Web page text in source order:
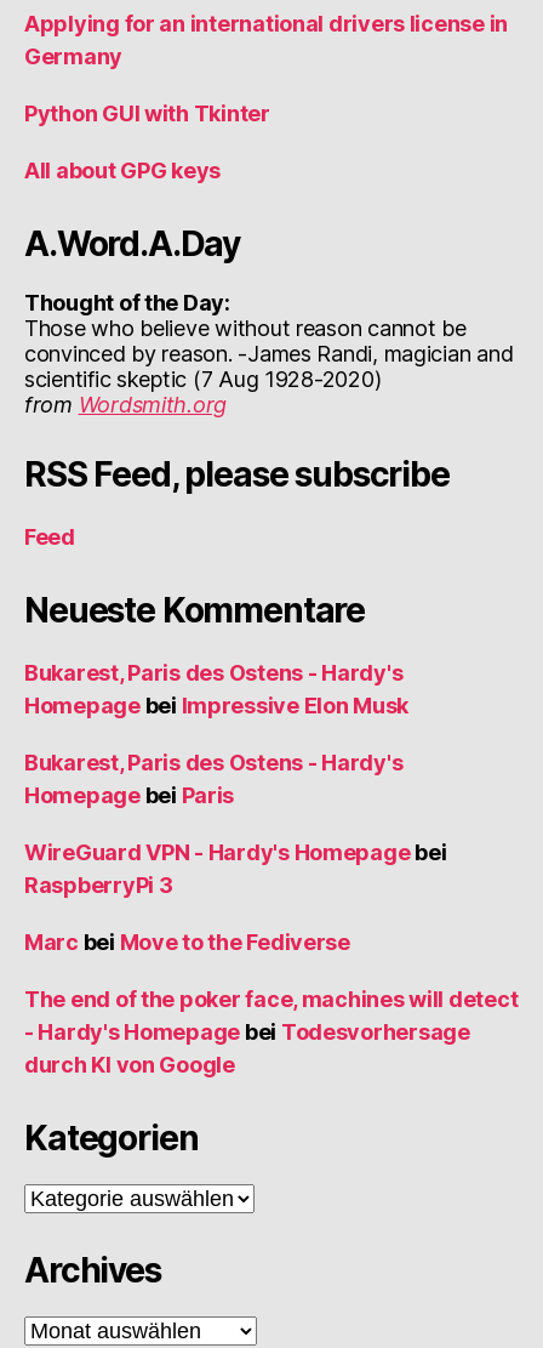
Applying for an international drivers license in
Germany
Python GUI with Tkinter
All about GPG keys
A.Word.A.Day
Thought of the Day:
Those who believe without reason cannot be
convinced by reason. -James Randi, magician and
scientific skeptic (7 Aug 1928-2020)
from Wordsmith.org
RSS Feed, please subscribe
Feed
Neueste Kommentare
Bukarest, Paris des Ostens - Hardy's
Homepagebei Impressive Elon Musk
Bukarest, Paris des Ostens - Hardy's
Homepagebei Paris
WireGuard VPN - Hardy's Homepagebei
RaspberryPi 3
Marc bei Move to the Fediverse
The end of the poker face, machines will detect
- Hardy's Homepage bei Todesvorhersage
durch KI von Google
Kategorien
Kategorien
Archives
Archives